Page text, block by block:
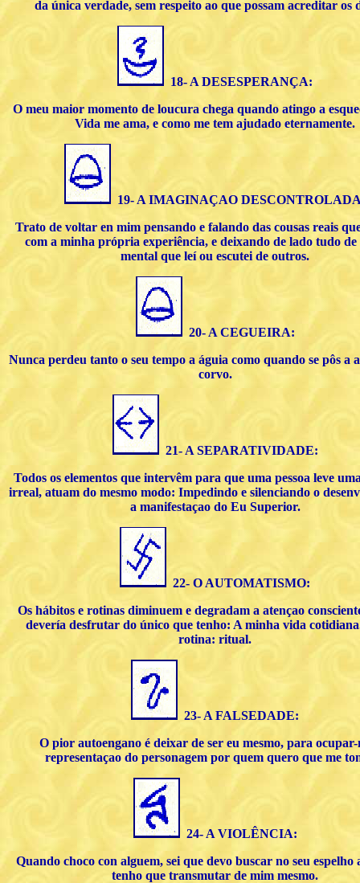
da única verdade, sem respeito ao que possam acreditar os
18- A DESESPERANÇA:
O meu maior momento de loucura chega quando atingo a
Vida me ama, e como me tem ajudado eternamente.
19- A IMAGINAÇAO
Trato de voltar en mim pensando e falando das cousas reais
com a minha própria experiência, e deixando de lado tudo de
mental que leí ou escutei de outros.
20- A CEGUEIRA:
Nunca perdeu tanto o seu tempo a águia como quando se pôs a
corvo.
21- A SEPARATIVIDADE:
Todos os elementos que intervêm para que uma pessoa leve
irreal, atuam do mesmo modo: Impedindo e silenciando o
a manifestaçao do Eu Superior.
22- O AUTOMATISMO:
Os hábitos e rotinas diminuem e degradam a atençao
devería desfrutar do único que tenho: A minha vida
rotina: ritual.
23- A FALSEDADE:
O pior autoengano é deixar de ser eu mesmo, para ocupar-
representaçao do personagem por quem quero que me
24- A VIOLÊNCIA:
Quando choco con alguem, sei que devo buscar no seu espelho
tenho que transmutar de mim mesmo.